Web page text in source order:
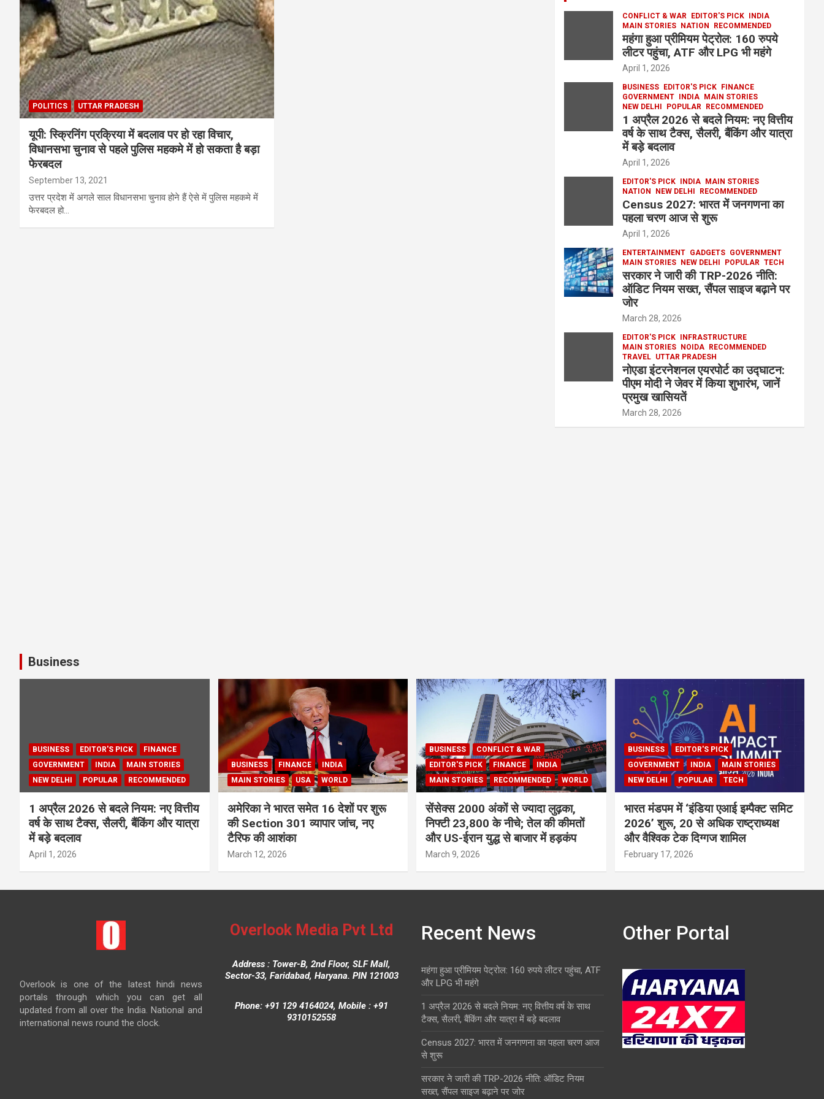
POLITICS UTTAR PRADESH
यूपी: स्क्रिनिंग प्रक्रिया में बदलाव पर हो रहा विचार,
विधानसभा चुनाव से पहले पुलिस महकमे में हो सकता है बड़ा
फेरबदल
September 13, 2021
उत्तर प्रदेश में अगले साल विधानसभा चुनाव होने हैं ऐसे में पुलिस महकमे में
फेरबदल हो…
CONFLICT & WAR EDITOR'S PICK INDIA
MAIN STORIES NATION RECOMMENDED
महंगा हुआ प्रीमियम पेट्रोल: 160 रुपये
लीटर पहुंचा, ATF और LPG भी महंगे
April 1, 2026
BUSINESS EDITOR'S PICK FINANCE
GOVERNMENT INDIA MAIN STORIES
NEW DELHI
POPULAR RECOMMENDED
1 अप्रैल 2026 से बदले नियम: नए वित्तीय
वर्ष के साथ टैक्स, सैलरी, बैंकिंग और यात्रा
में बड़े बदलाव
April 1, 2026
EDITOR'S PICK INDIA MAIN STORIES
NATION
NEW DELHI RECOMMENDED
Census 2027: भारत में जनगणना का
पहला चरण आज से शुरू
April 1, 2026
ENTERTAINMENT GADGETS GOVERNMENT
MAIN STORIES NEW DELHI POPULAR TECH
सरकार ने जारी की TRP-2026 नीति:
ऑडिट नियम सख्त, सैंपल साइज बढ़ाने पर
जोर
March 28, 2026
EDITOR'S PICK INFRASTRUCTURE
MAIN STORIES NOIDA RECOMMENDED
TRAVEL UTTAR PRADESH
नोएडा इंटरनेशनल एयरपोर्ट का उद्घाटन:
पीएम मोदी ने जेवर में किया शुभारंभ, जानें
प्रमुख खासियतें
March 28, 2026
Business
BUSINESS EDITOR'S PICK
FINANCE
GOVERNMENT
INDIA
MAIN STORIES
NEW DELHI
POPULAR RECOMMENDED
1 अप्रैल 2026 से बदले नियम: नए वित्तीय
वर्ष के साथ टैक्स, सैलरी, बैंकिंग और यात्रा
में बड़े बदलाव
April 1, 2026
BUSINESS FINANCE
INDIA
MAIN STORIES
USA WORLD
अमेरिका ने भारत समेत 16 देशों पर शुरू
की Section 301 व्यापार जांच, नए
टैरिफ की आशंका
March 12, 2026
BUSINESS
CONFLICT & WAR
EDITOR'S PICK
FINANCE
INDIA
MAIN STORIES
RECOMMENDED WORLD
सेंसेक्स 2000 अंकों से ज्यादा लुढ़का,
निफ्टी 23,800 के नीचे; तेल की कीमतों
और US-ईरान युद्ध से बाजार में हड़कंप
March 9, 2026
BUSINESS
EDITOR'S PICK
GOVERNMENT
INDIA
MAIN STORIES
NEW DELHI
POPULAR TECH
भारत मंडपम में ‘इंडिया एआई इम्पैक्ट समिट
2026’ शुरू, 20 से अधिक राष्ट्राध्यक्ष
और वैश्विक टेक दिग्गज शामिल
February 17, 2026
Overlook is one of the latest hindi news
portals through which you can get all
updated from all over the India. National and
international news round the clock.
Overlook Media Pvt Ltd
Address : Tower-B, 2nd Floor, SLF Mall,
Sector-33, Faridabad, Haryana. PIN 121003
Phone: +91 129 4164024, Mobile : +91
9310152558
Recent News
महंगा हुआ प्रीमियम पेट्रोल: 160 रुपये लीटर पहुंचा, ATF
और LPG भी महंगे
1 अप्रैल 2026 से बदले नियम: नए वित्तीय वर्ष के साथ
टैक्स, सैलरी, बैंकिंग और यात्रा में बड़े बदलाव
Census 2027: भारत में जनगणना का पहला चरण आज
से शुरू
सरकार ने जारी की TRP-2026 नीति: ऑडिट नियम
सख्त, सैंपल साइज बढ़ाने पर जोर
Other Portal